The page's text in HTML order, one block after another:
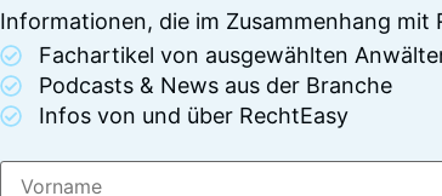
Informationen, die im Zusammenhang mit
Fachartikel von ausgewählten
Podcasts & News aus der Branche
Infos von und über RechtEasy